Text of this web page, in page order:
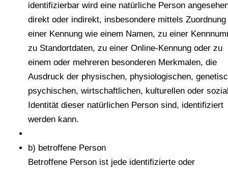
identifizierbar wird eine natürliche Person
direkt oder indirekt, insbesondere mittels Zuordnung
einer Kennung wie einem Namen, zu einer
zu Standortdaten, zu einer Online-Kennung oder zu
einem oder mehreren besonderen Merkmalen, die
Ausdruck der physischen, physiologischen,
psychischen, wirtschaftlichen, kulturellen oder
Identität dieser natürlichen Person sind, identifiziert
werden kann.
b) betroffene Person
Betroffene Person ist jede identifizierte oder